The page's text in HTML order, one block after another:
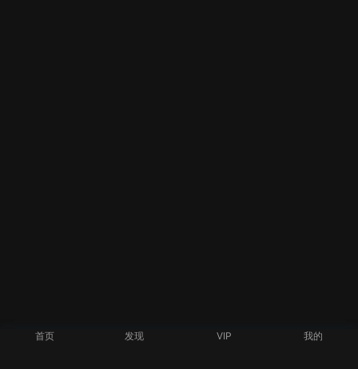
首页 发现 VIP 我的